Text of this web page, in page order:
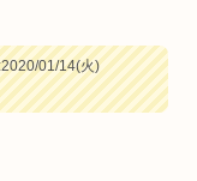
01/14(火)